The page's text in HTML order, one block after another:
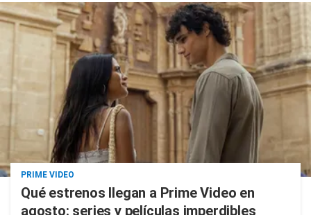
PRIME VIDEO
Qué estrenos llegan a Prime Video en
agosto: series y películas imperdibles